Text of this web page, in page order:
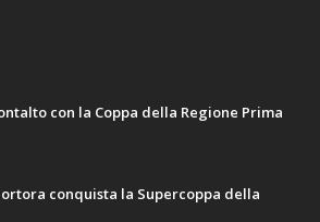
con la Coppa della Regione Prima
conquista la Supercoppa della